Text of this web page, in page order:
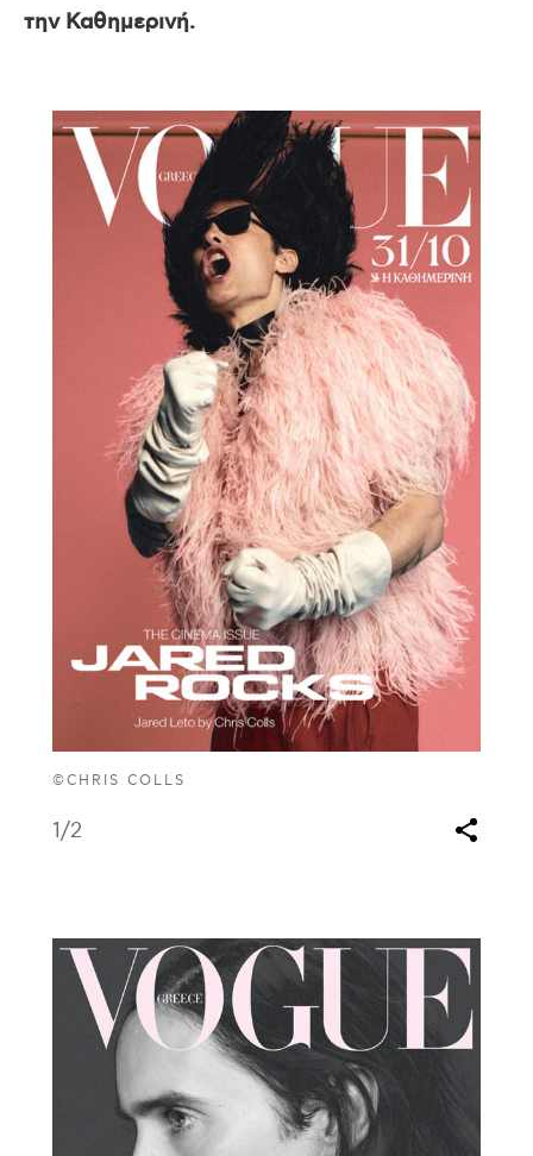
την Καθημερινή.
©CHRIS COLLS
1/2